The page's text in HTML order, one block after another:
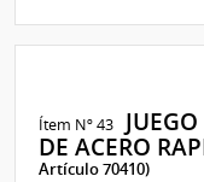
Ítem Nº 43
DE ACERO
Artículo 70410)